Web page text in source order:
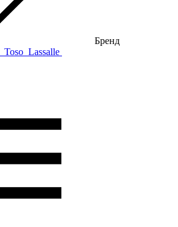
Бренд
Toso Lassalle